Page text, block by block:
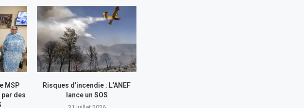
MSP
des
Risques d’incendie : L’ANEF
lance un SOS